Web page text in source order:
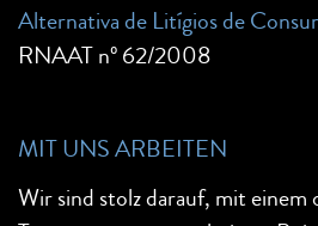
Alternativa de Litígios de
RNAAT nº 62/2008
MIT UNS ARBEITEN
Wir sind stolz darauf, mit